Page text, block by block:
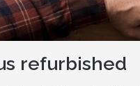
refurbished